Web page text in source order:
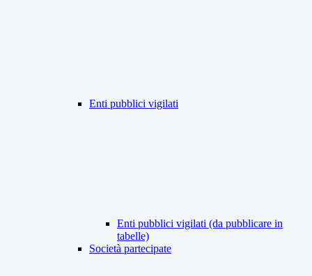
Enti pubblici vigilati
Enti pubblici vigilati (da pubblicare in
tabelle)
Società partecipate